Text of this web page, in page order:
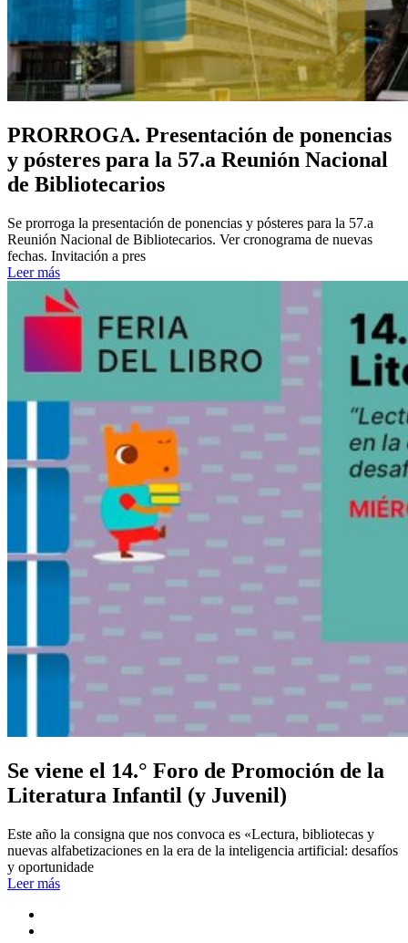
PRORROGA. Presentación de ponencias
y pósteres para la 57.a Reunión Nacional
de Bibliotecarios
Se prorroga la presentación de ponencias y pósteres para la 57.a
Reunión Nacional de Bibliotecarios. Ver cronograma de nuevas
fechas. Invitación a pres
Leer más
Se viene el 14.° Foro de Promoción de la
Literatura Infantil (y Juvenil)
Este año la consigna que nos convoca es «Lectura, bibliotecas y
nuevas alfabetizaciones en la era de la inteligencia artificial: desafíos
y oportunidade
Leer más